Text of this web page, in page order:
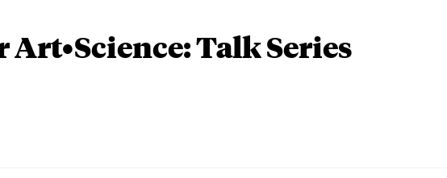
Art•Science: Talk Series